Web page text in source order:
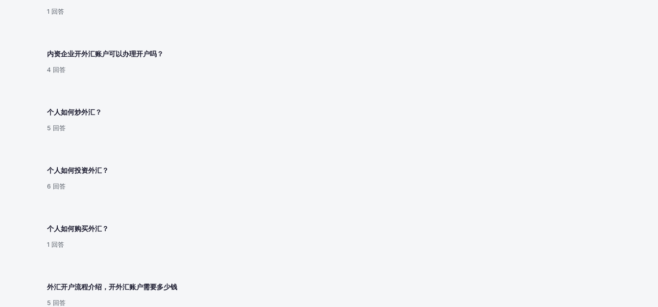
1 回答
内资企业开外汇账户可以办理开户吗？
4 回答
个人如何炒外汇？
5 回答
个人如何投资外汇？
6 回答
个人如何购买外汇？
1 回答
外汇开户流程介绍，开外汇账户需要多少钱
5 回答